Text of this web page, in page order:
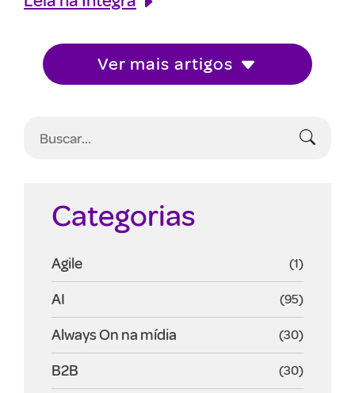
Ver mais artigos
Categorias
Agile (1)
AI (95)
Always On na mídia (30)
B2B (30)